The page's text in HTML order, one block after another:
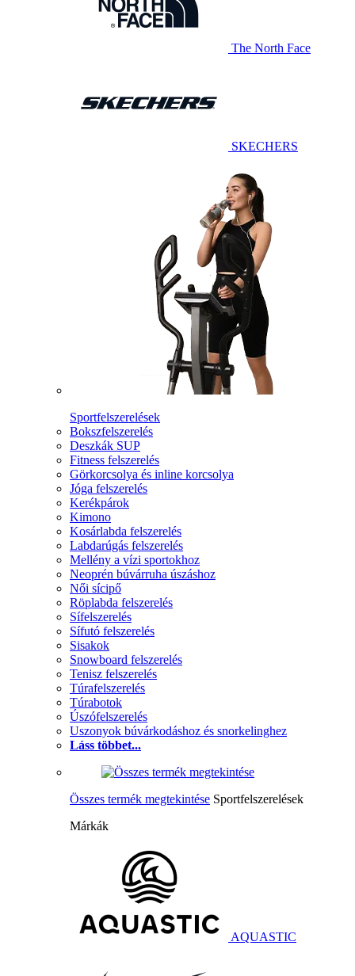
The North Face
SKECHERS
Sportfelszerelések
Bokszfelszerelés
Deszkák SUP
Fitness felszerelés
Görkorcsolya és inline korcsolya
Jóga felszerelés
Kerékpárok
Kimono
Kosárlabda felszerelés
Labdarúgás felszerelés
Mellény a vízi sportokhoz
Neoprén búvárruha úszáshoz
Női sícipő
Röplabda felszerelés
Sífelszerelés
Sífutó felszerelés
Sisakok
Snowboard felszerelés
Tenisz felszerelés
Túrafelszerelés
Túrabotok
Úszófelszerelés
Uszonyok búvárkodáshoz és snorkelinghez
Láss többet...
Összes termék megtekintése Sportfelszerelések
Márkák
AQUASTIC